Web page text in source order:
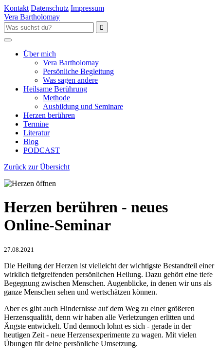
Kontakt Datenschutz Impressum
Vera Bartholomay
Über mich
Vera Bartholomay
Persönliche Begleitung
Was sagen andere
Heilsame Berührung
Methode
Ausbildung und Seminare
Herzen berühren
Termine
Literatur
Blog
PODCAST
Zurück zur Übersicht
Herzen berühren - neues
Online-Seminar
27.08.2021
Die Heilung der Herzen ist vielleicht der wichtigste Bestandteil einer
wirklich tiefgreifenden persönlichen Heilung. Dazu gehört eine tiefe
Begegnung zwischen Menschen. Augenblicke, in denen wir uns als
ganze Menschen sehen und wertschätzen können.
Aber es gibt auch Hindernisse auf dem Weg zu einer größeren
Herzensqualität, denn wir haben alle Verletzungen erlitten und
Ängste entwickelt. Und dennoch lohnt es sich - gerade in der
heutigen Zeit - neue Herzensexperimente zu wagen. Mit vielen
Übungen für deine persönliche Umsetzung.